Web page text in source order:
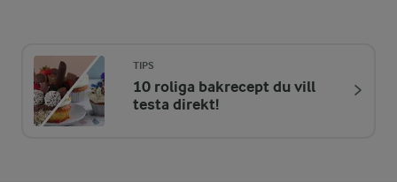
ENERGIDISTRIBUTION %
NÄRINGSVÄRDEN PER ST
TIPS
10 roliga bakrecept du vill
testa direkt!